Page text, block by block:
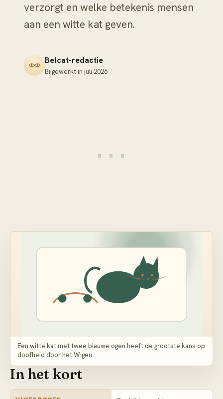
verzorgt en welke betekenis mensen
aan een witte kat geven.
Belcat-redactie
Bijgewerkt in juli 2026
Een witte kat met twee blauwe ogen heeft de grootste kans op
doofheid door het W-gen.
In het kort